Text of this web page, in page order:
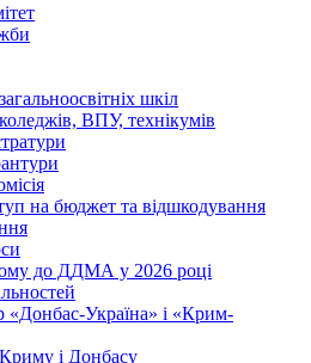
шкіл
ВПУ, технікумів
на бюджет та відшкодування
до ДДМА у 2026 році
«Донбас-Україна» і «Крим-
і Донбасу